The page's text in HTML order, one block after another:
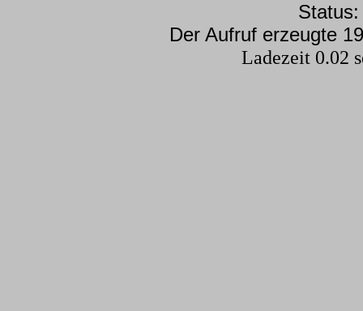
Der Aufruf erzeugte
Ladezeit 0.02